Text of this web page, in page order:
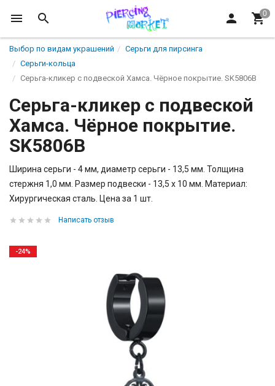
Выбор по видам украшений
Серьги для пирсинга
Серьги-кольца
Серьга-кликер с подвеской Хамса. Чёрное покрытие. SK5806B
Серьга-кликер с подвеской
Хамса. Чёрное покрытие.
SK5806B
Ширина серьги - 4 мм, диаметр серьги - 13,5 мм. Толщина
стержня 1,0 мм. Размер подвески - 13,5 х 10 мм. Материал:
Хирургическая сталь. Цена за 1 шт.
Написать отзыв
-24%